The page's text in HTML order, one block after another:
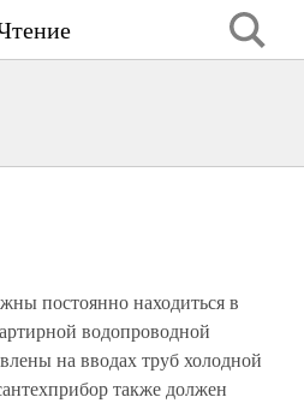
постоянно находиться в
водопроводной
на вводах труб холодной
также должен